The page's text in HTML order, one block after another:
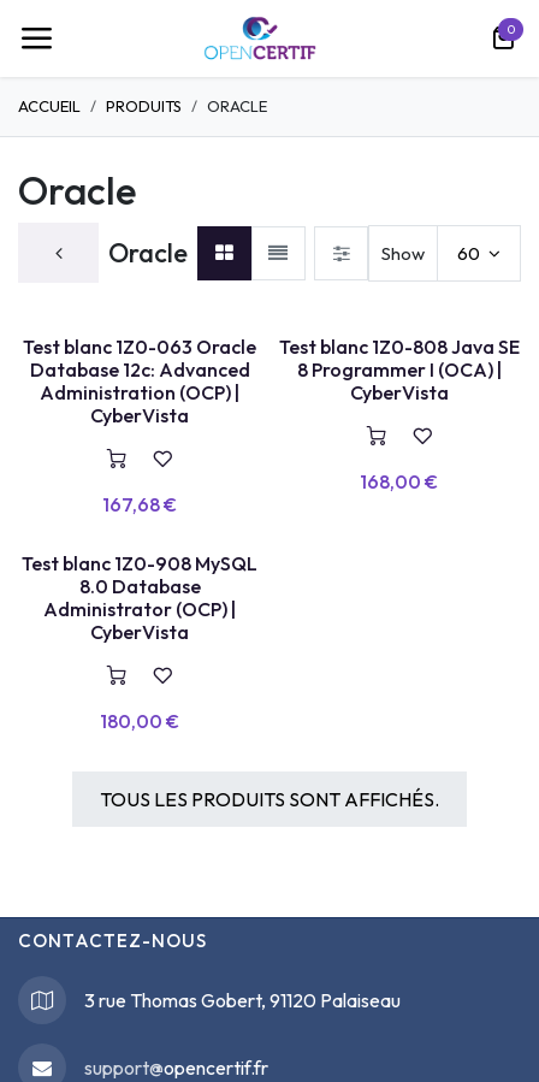
0
ACCUEIL PRODUITS ORACLE
Oracle
Oracle Show 60
TEST BLANC
Test blanc 1Z0-063 Oracle
Database 12c: Advanced
Administration (OCP) |
CyberVista
167,68€
Test blanc 1Z0-808 Java SE
8 Programmer I (OCA) |
CyberVista
168,00 €
Test blanc 1Z0-908 MySQL
8.0 Database
Administrator (OCP) |
CyberVista
180,00 €
TOUS LES PRODUITS SONT AFFICHÉS.
CONTACTEZ-NOUS
3 rue Thomas Gobert, 91120 Palaiseau
support@opencertif.fr